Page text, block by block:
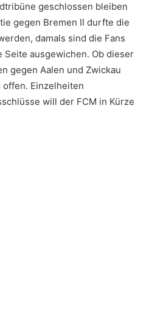
geschlossen bleiben
gegen Bremen II durfte die
damals sind die Fans
ausgewichen. Ob dieser
gegen Aalen und Zwickau
Einzelheiten
will der FCM in Kürze